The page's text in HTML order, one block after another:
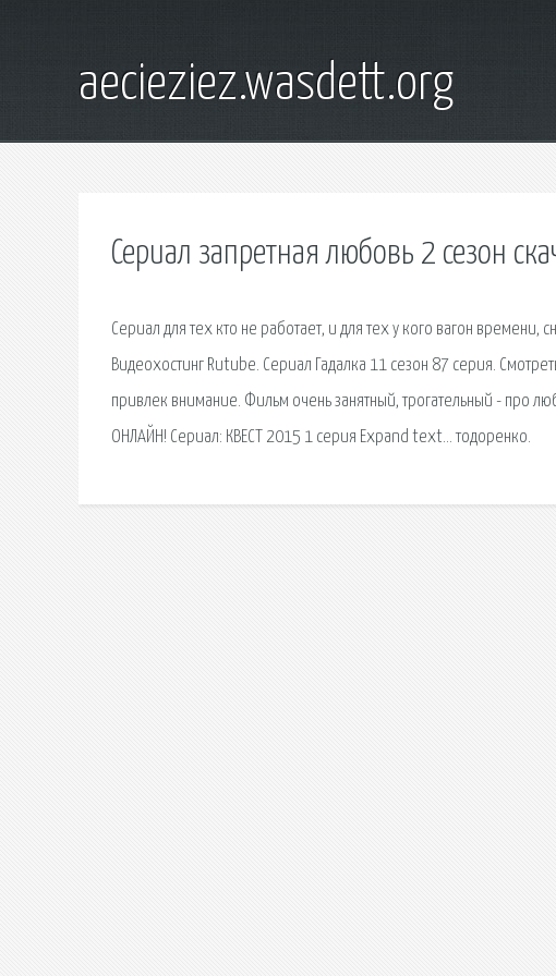
aecieziez.wasdett.org
Сериал запретная любовь 2 сезон
Сериал для тех кто не работает, и для тех у кого вагон
Видеохостинг Rutube. Сериал Гадалка 11 сезон 87 серия.
привлек внимание. Фильм очень занятный, трогательный - про
ОНЛАЙН! Сериал: КВЕСТ 2015 1 серия Expand text… тодоренко.